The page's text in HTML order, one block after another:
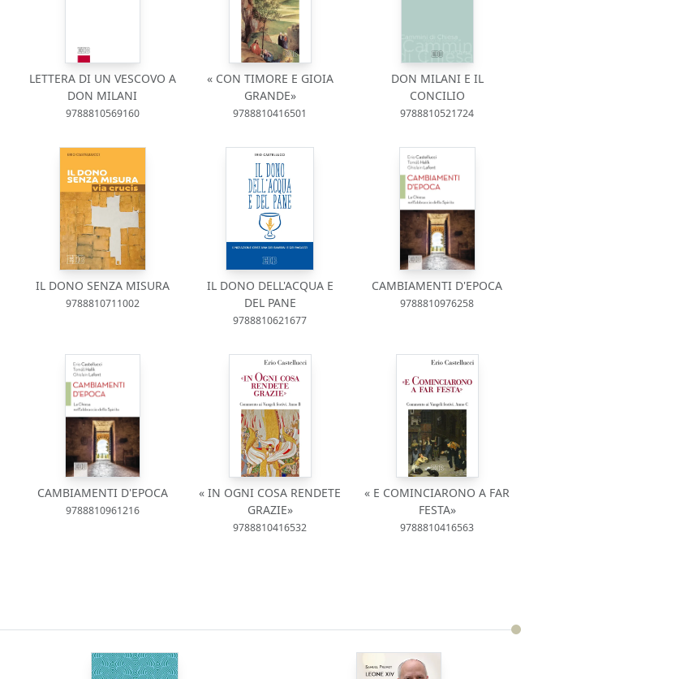
LETTERA DI UN VESCOVO A
DON MILANI
9788810569160
« CON TIMORE E GIOIA
GRANDE»
9788810416501
DON MILANI E IL
CONCILIO
9788810521724
IL DONO SENZA MISURA
9788810711002
IL DONO DELL'ACQUA E
DEL PANE
9788810621677
CAMBIAMENTI D'EPOCA
9788810976258
CAMBIAMENTI D'EPOCA
9788810961216
« IN OGNI COSA RENDETE
GRAZIE»
9788810416532
« E COMINCIARONO A FAR
FESTA»
9788810416563